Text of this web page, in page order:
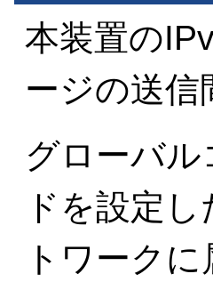
本装置の
ージの送信
グローバ
ドを設定
トワーク